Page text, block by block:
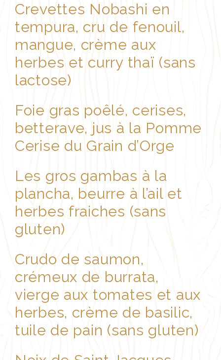
Crevettes Nobashi en
tempura, cru de fenouil,
mangue, crème aux
herbes et curry thaï (sans
lactose)
Foie gras poêlé, cerises,
betterave, jus à la Pomme
Cerise du Grain d’Orge
Les gros gambas à la
plancha, beurre à l’ail et
herbes fraiches (sans
gluten)
Crudo de saumon,
crémeux de burrata,
vierge aux tomates et aux
herbes, crème de basilic,
tuile de pain (sans gluten)